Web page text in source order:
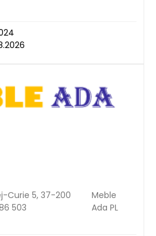
Curie 5, 37-200
503
Meble
Ada PL